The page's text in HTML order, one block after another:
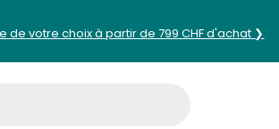
votre choix à partir de 799 CHF d'achat ❯